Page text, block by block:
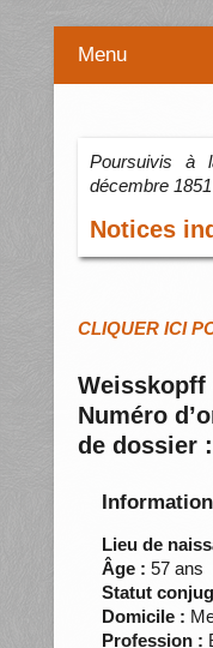
Menu
Poursuivis à
décembre 1851
Notices
CLIQUER ICI
Weisskopff
Numéro
de dossier
Lieu de
Âge : 57 ans
Statut
Domicile :
Profession :